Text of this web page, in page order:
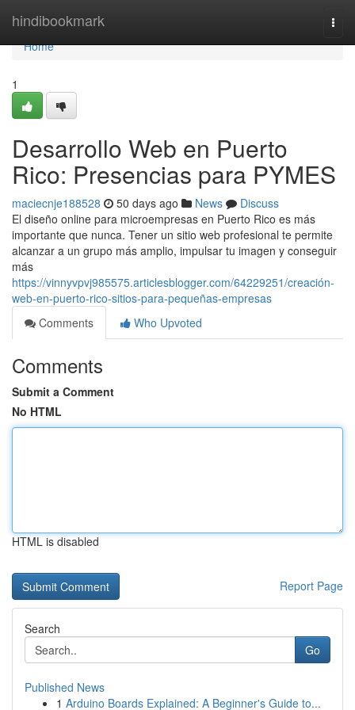
hindibookmark
Home
Home
1
Desarrollo Web en Puerto
Rico: Presencias para PYMES
maciecnje188528 50 days ago News
Discuss
El diseño online para microempresas en Puerto Rico es más
importante que nunca. Tener un sitio web profesional te permite
alcanzar a un grupo más amplio, impulsar tu imagen y conseguir
más
https://vinnyvpvj985575.articlesblogger.com/64229251/creación-
web-en-puerto-rico-sitios-para-pequeñas-empresas
Comments
Who Upvoted
Comments
Submit a Comment
No HTML
HTML is disabled
Report Page
Search
Go
Published News
1 Arduino Boards Explained: A Beginner's Guide to...